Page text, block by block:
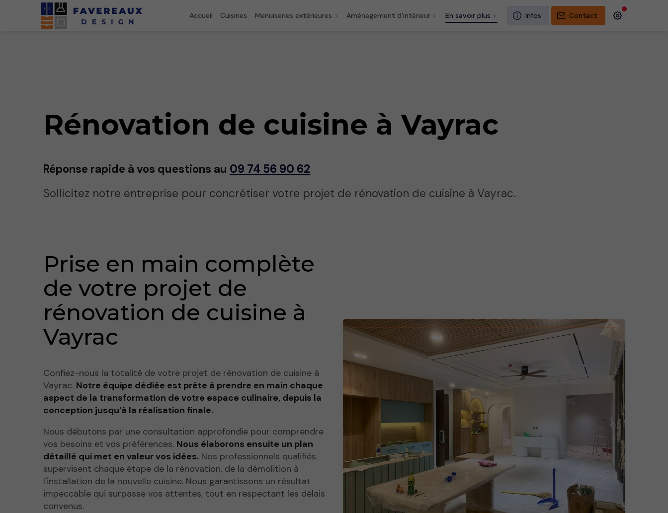
Accueil Cuisines Menuiseries extérieures Aménagement d'intérieur En savoir plus Infos Contact
Rénovation de cuisine à Vayrac
Réponse rapide à vos questions au 09 74 56 90 62
Sollicitez notre entreprise pour concrétiser votre projet de rénovation de cuisine à Vayrac.
Prise en main complète
de votre projet de
rénovation de cuisine à
Vayrac
Confiez-nous la totalité de votre projet de rénovation de cuisine à
Vayrac. Notre équipe dédiée est prête à prendre en main chaque
aspect de la transformation de votre espace culinaire, depuis la
conception jusqu'à la réalisation finale.
Nous débutons par une consultation approfondie pour comprendre
vos besoins et vos préférences. Nous élaborons ensuite un plan
détaillé qui met en valeur vos idées. Nos professionnels qualifiés
supervisent chaque étape de la rénovation, de la démolition à
l'installation de la nouvelle cuisine. Nous garantissons un résultat
impeccable qui surpasse vos attentes, tout en respectant les délais
convenus.